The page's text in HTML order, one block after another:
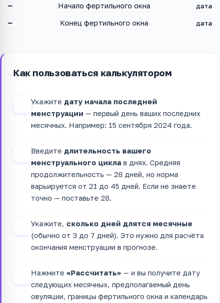
— Начало фертильного окна дата
— Конец фертильного окна дата
Как пользоваться калькулятором
Укажите дату начала последней
менструации — первый день ваших последних
месячных. Например: 15 сентября 2024 года.
Введите длительность вашего
менструального цикла в днях. Средняя
продолжительность — 28 дней, но норма
варьируется от 21 до 45 дней. Если не знаете
точно — поставьте 28.
Укажите, сколько дней длятся месячные
(обычно от 3 до 7 дней). Это нужно для расчёта
окончания менструации в прогнозе.
Нажмите «Рассчитать» — и вы получите дату
следующих месячных, предполагаемый день
овуляции, границы фертильного окна и календарь